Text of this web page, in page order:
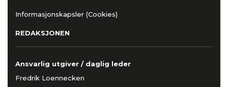
Informasjonskapsler (Cookies)
REDAKSJONEN
Ansvarlig utgiver / daglig leder
Fredrik Loennecken